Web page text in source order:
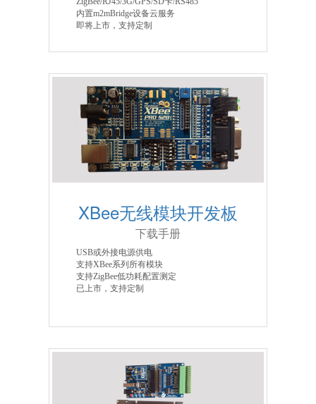
内置m2mBridge设备云服务
即将上市，支持定制
XBee无线模块开发板
下载手册
USB或外接电源供电
支持XBee系列所有模块
支持ZigBee低功耗配置测定
已上市，支持定制